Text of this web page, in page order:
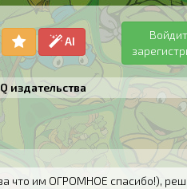
AI
издательства
что им ОГРОМНОЕ спасибо!),